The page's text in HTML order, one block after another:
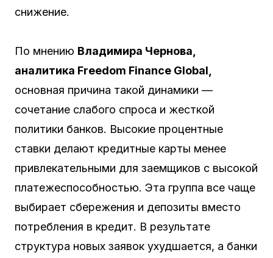
снижение.
По мнению Владимира Чернова,
аналитика Freedom Finance Global,
основная причина такой динамики —
сочетание слабого спроса и жесткой
политики банков. Высокие процентные
ставки делают кредитные карты менее
привлекательными для заемщиков с высокой
платежеспособностью. Эта группа все чаще
выбирает сбережения и депозиты вместо
потребления в кредит. В результате
структура новых заявок ухудшается, а банки